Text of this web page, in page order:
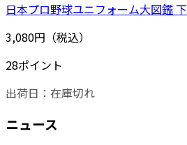
日本プロ野球ユニフォーム大図鑑 下
3,080円（税込）
28ポイント
出荷日： 在庫切れ
ニュース